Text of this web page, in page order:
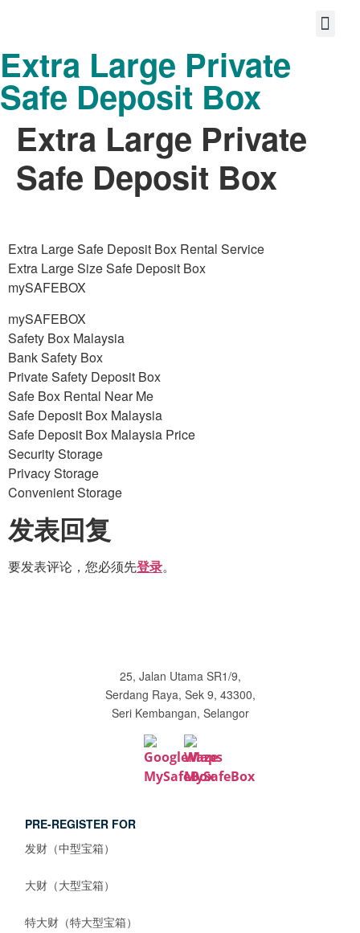
Extra Large Private
Safe Deposit Box
Extra Large Private
Safe Deposit Box
Extra Large Safe Deposit Box Rental Service
Extra Large Size Safe Deposit Box
mySAFEBOX
mySAFEBOX
Safety Box Malaysia
Bank Safety Box
Private Safety Deposit Box
Safe Box Rental Near Me
Safe Deposit Box Malaysia
Safe Deposit Box Malaysia Price
Security Storage
Privacy Storage
Convenient Storage
发表回复
要发表评论，您必须先登录。
25, Jalan Utama SR1/9,
Serdang Raya, Sek 9, 43300,
Seri Kembangan, Selangor
PRE-REGISTER FOR
发财（中型宝箱）
大财（大型宝箱）
特大财（特大型宝箱）